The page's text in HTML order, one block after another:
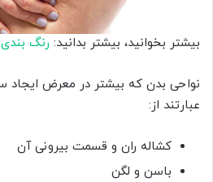
بیشتر بخوانید، بیشتر بدانید: رنگ
نواحی بدن که بیشتر در معرض ایجاد
عبارتند از:
کشاله ران و قسمت بیرونی آن
باسن و لگن